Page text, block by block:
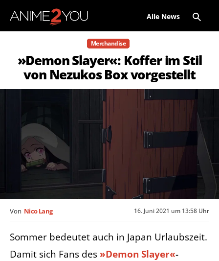
Alle News
Merchandise
»Demon Slayer«: Koffer im Stil
von Nezukos Box vorgestellt
16. Juni 2021 um 13:58 Uhr
Von Nico Lang
Sommer bedeutet auch in Japan Urlaubszeit.
Damit sich Fans des »Demon Slayer«-